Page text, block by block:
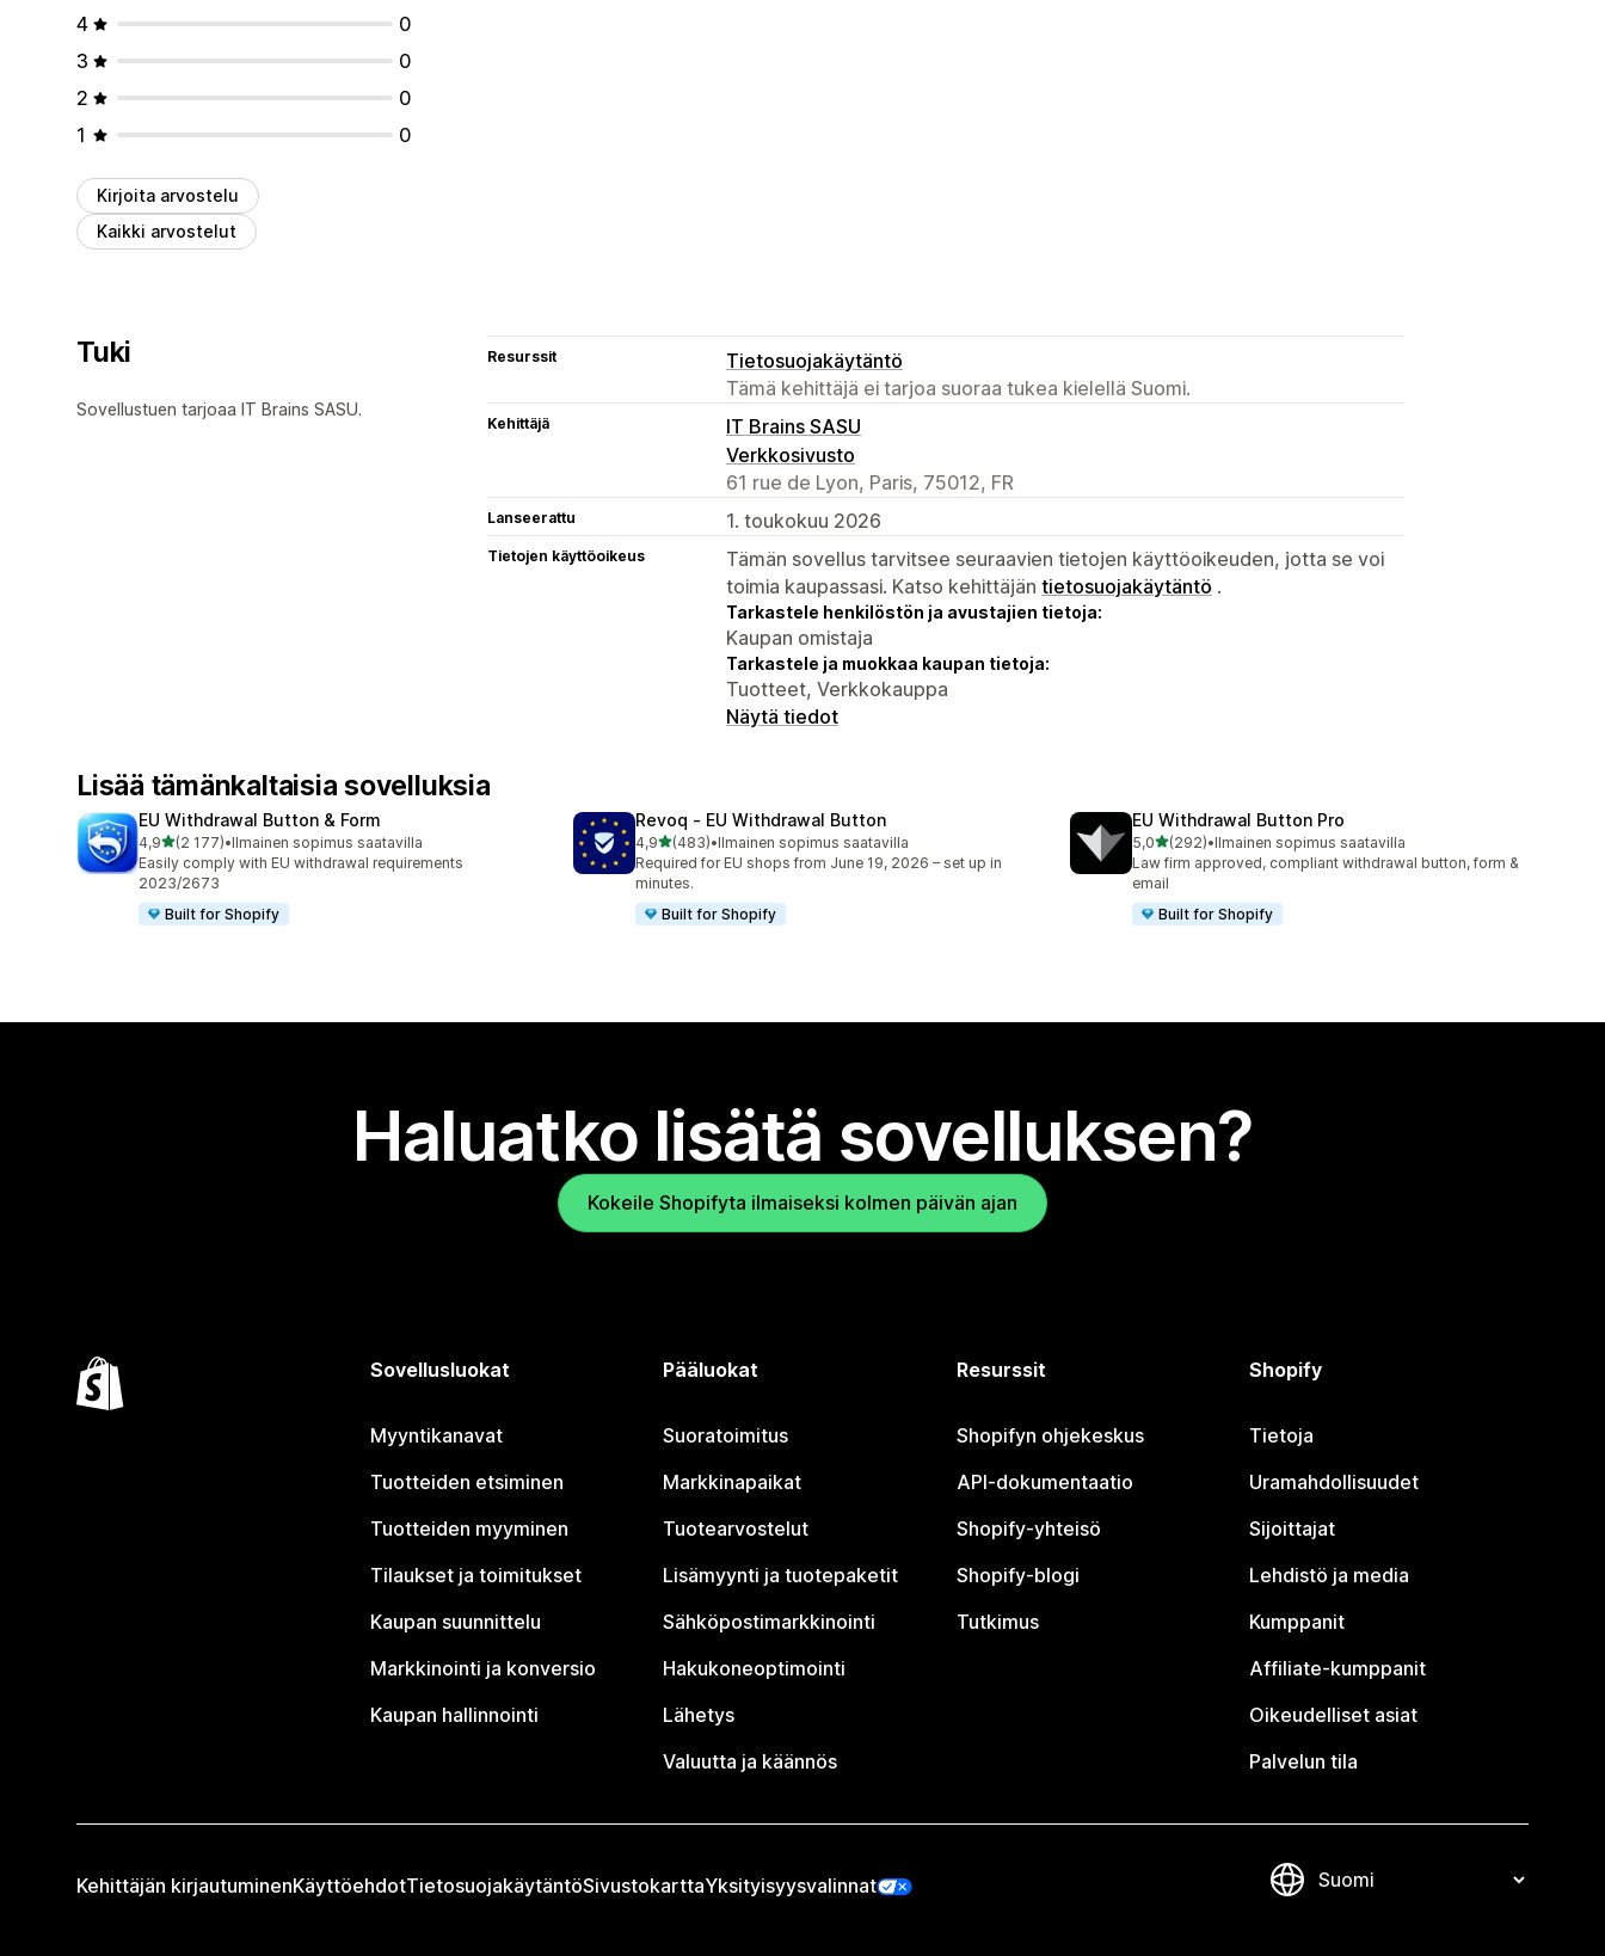
4
0
3
0
2
0
1
0
Kirjoita arvostelu
Kaikki arvostelut
Tuki
Sovellustuen tarjoaa IT Brains SASU.
Resurssit
Tietosuojakäytäntö
Tämä kehittäjä ei tarjoa suoraa tukea kielellä Suomi.
Kehittäjä
IT Brains SASU
Verkkosivusto
61 rue de Lyon, Paris, 75012, FR
Lanseerattu 1. toukokuu 2026
Tietojen käyttöoikeus
Tämän sovellus tarvitsee seuraavien tietojen käyttöoikeuden, jotta se voi
toimia kaupassasi. Katso kehittäjän tietosuojakäytäntö .
Tarkastele henkilöstön ja avustajien tietoja:
Kaupan omistaja
Tarkastele ja muokkaa kaupan tietoja:
Tuotteet, Verkkokauppa
Näytä tiedot
Lisää tämänkaltaisia sovelluksia
EU Withdrawal Button & Form
4,9/ 5 tähteä
(2 177)
2177 arvostelua yhteensä
•Ilmainen sopimus saatavilla
Easily comply with EU withdrawal requirements
2023/2673
Built for Shopify
Revoq ‑ EU Withdrawal Button
4,9/ 5 tähteä
(483)
483 arvostelua yhteensä
•Ilmainen sopimus saatavilla
Required for EU shops from June 19, 2026 – set up in
minutes.
Built for Shopify
EU Withdrawal Button Pro
5,0/ 5 tähteä
(292)
292 arvostelua yhteensä
•Ilmainen sopimus saatavilla
Law firm approved, compliant withdrawal button, form &
email
Built for Shopify
Haluatko lisätä sovelluksen?
Kokeile Shopifyta ilmaiseksi kolmen päivän ajan
Sovellusluokat
Myyntikanavat
Tuotteiden etsiminen
Tuotteiden myyminen
Tilaukset ja toimitukset
Kaupan suunnittelu
Markkinointi ja konversio
Kaupan hallinnointi
Pääluokat
Suoratoimitus
Markkinapaikat
Tuotearvostelut
Lisämyynti ja tuotepaketit
Sähköpostimarkkinointi
Hakukoneoptimointi
Lähetys
Valuutta ja käännös
Resurssit
Shopifyn ohjekeskus
API-dokumentaatio
Shopify-yhteisö
Shopify-blogi
Tutkimus
Shopify
Tietoja
Uramahdollisuudet
Sijoittajat
Lehdistö ja media
Kumppanit
Affiliate-kumppanit
Oikeudelliset asiat
Palvelun tila
Kehittäjän kirjautuminenKäyttöehdotTietosuojakäytäntöSivustokarttaYksityisyysvalinnat